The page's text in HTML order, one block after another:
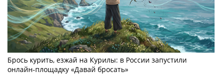
Брось курить, езжай на Курилы: в России запустили
онлайн-­площадку «Давай бросать»